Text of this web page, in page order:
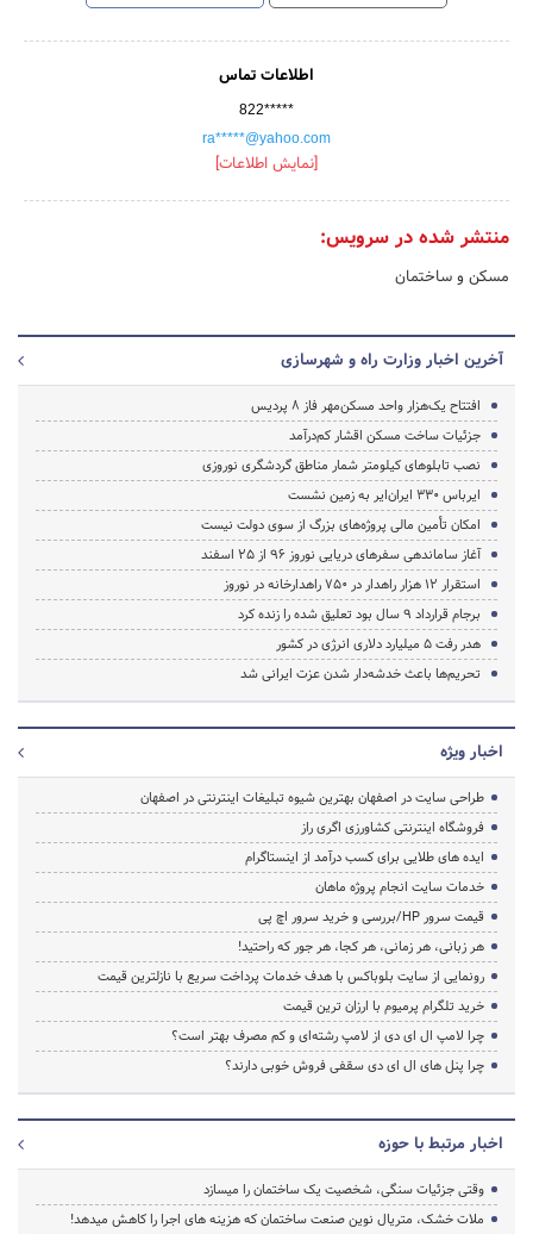
اطلاعات تماس
822*****
ra*****@yahoo.com
[نمایش اطلاعات]
منتشر شده در سرویس:
مسکن و ساختمان
آخرین اخبار وزارت راه و شهرسازی
افتتاح یک‌هزار واحد مسکن‌مهر فاز ۸ پردیس
جزئیات ساخت مسکن اقشار کم‌درآمد
نصب تابلوهای کیلومتر شمار مناطق گردشگری نوروزی
ایرباس ۳۳۰ ایران‌ایر به زمین نشست
امکان تأمین مالی پروژه‌های بزرگ از سوی دولت نیست
آغاز ساماندهی سفرهای دریایی نوروز ۹۶ از ۲۵ اسفند‌
استقرار ۱۲ هزار راهدار در ۷۵۰ راهدارخانه در نوروز
برجام قرارداد ۹ سال بود تعلیق شده را زنده کرد
هدر رفت ۵ میلیارد دلاری انرژی در کشور
تحریم‌ها باعث خدشه‌دار شدن عزت ایرانی شد
اخبار ویژه
طراحی سایت در اصفهان بهترین شیوه تبلیغات اینترنتی در اصفهان
فروشگاه اینترنتی کشاورزی اگری راز
ایده های طلایی برای کسب درآمد از اینستاگرام
خدمات سایت انجام پروژه ماهان
قیمت سرور HP/بررسی و خرید سرور اچ پی
هر زبانی، هر زمانی، هر کجا، هر جور که راحتید!
رونمایی از سایت بلوباکس با هدف خدمات پرداخت سریع با نازلترین قیمت
خرید تلگرام پرمیوم با ارزان ترین قیمت
چرا لامپ ال ای دی از لامپ رشته‌ای و کم مصرف بهتر است؟
چرا پنل های ال ای دی سقفی فروش خوبی دارند؟
اخبار مرتبط با حوزه
وقتی جزئیات سنگی، شخصیت یک ساختمان را میسازد
ملات خشک، متریال نوین صنعت ساختمان که هزینه‌ های اجرا را کاهش میدهد!